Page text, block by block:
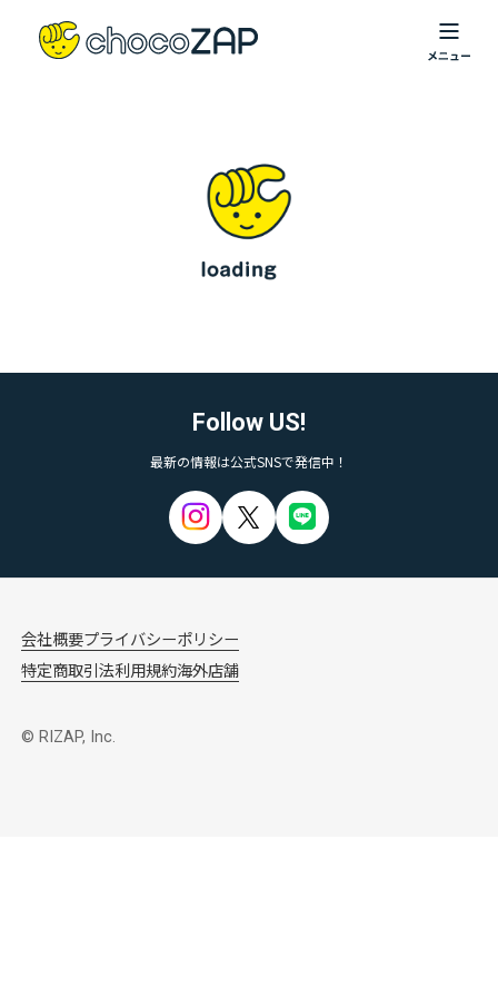
Follow US!
最新の情報は公式SNSで発信中！
会社概要プライバシーポリシー
特定商取引法利用規約海外店舗
© RIZAP, Inc.